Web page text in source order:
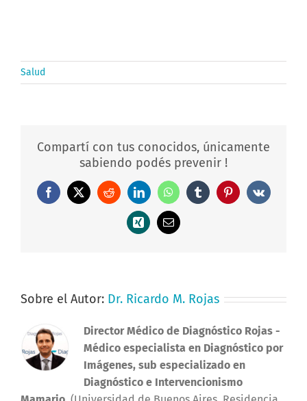
Salud
Compartí con tus conocidos, únicamente
sabiendo podés prevenir !
Facebook
X RedditLinkedInWhatsAppTumblrPinterestVk
Xing
Correo
Sobre el Autor: Dr. Ricardo M. Rojas
Director Médico de Diagnóstico Rojas -
Médico especialista en Diagnóstico por
Imágenes, sub especializado en
Diagnóstico e Intervencionismo